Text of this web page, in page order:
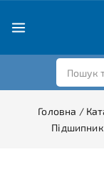
Головна /